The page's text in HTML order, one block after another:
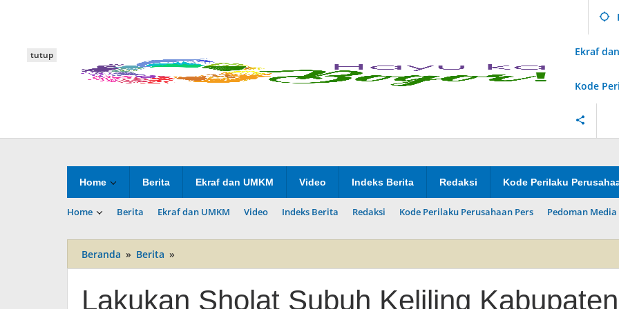
Ekraf
Kode
Home Berita Ekraf dan UMKM Video Indeks Berita Redaksi Kode Perilaku
Home Berita Ekraf dan UMKM Video Indeks Berita Redaksi Kode Perilaku Perusahaan Pers Pedoman Media
tutup
Beranda » Berita »
Sholat
Keliling
Lakukan Sholat Subuh Keliling Kabupaten